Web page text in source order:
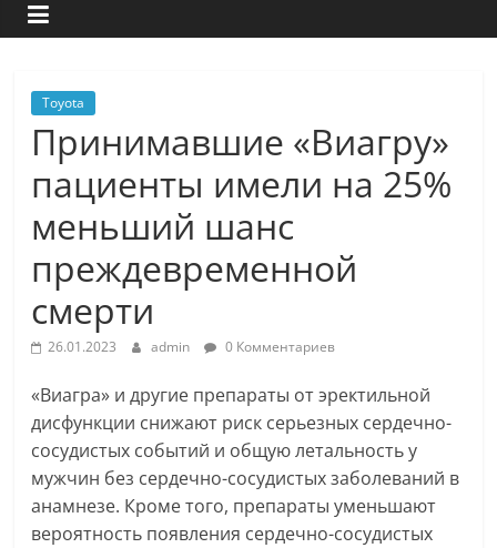
Toyota
Принимавшие «Виагру»
пациенты имели на 25%
меньший шанс
преждевременной
смерти
26.01.2023 admin 0 Комментариев
«Виагра» и другие препараты от эректильной
дисфункции снижают риск серьезных сердечно-
сосудистых событий и общую летальность у
мужчин без сердечно-сосудистыхзаболеваний в
анамнезе. Кроме того, препараты уменьшают
вероятность появления сердечно-сосудистых